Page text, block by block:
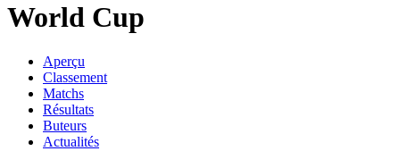
World Cup
Aperçu
Classement
Matchs
Résultats
Buteurs
Actualités